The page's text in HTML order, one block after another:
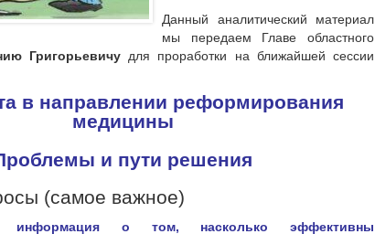
Данный аналитический материал
мы передаем Главе областного
Григорьевичудля проработки на ближайшей сессии
в направлении реформирования
медицины
и пути решения
(самое важное)
информация о том, насколько эффективны